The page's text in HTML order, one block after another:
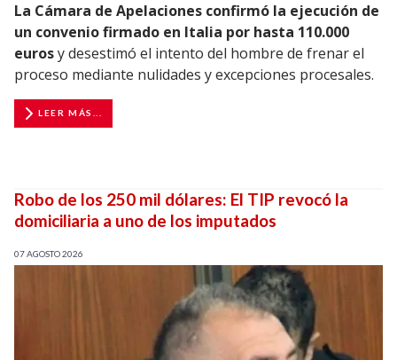
La Cámara de Apelaciones confirmó la ejecución de
un convenio firmado en Italia por hasta 110.000
eurosy desestimó el intento del hombre de frenar el
proceso mediante nulidades y excepciones procesales.
LEER MÁS...
Robo de los 250 mil dólares: El TIP revocó la
domiciliaria a uno de los imputados
07 AGOSTO 2026